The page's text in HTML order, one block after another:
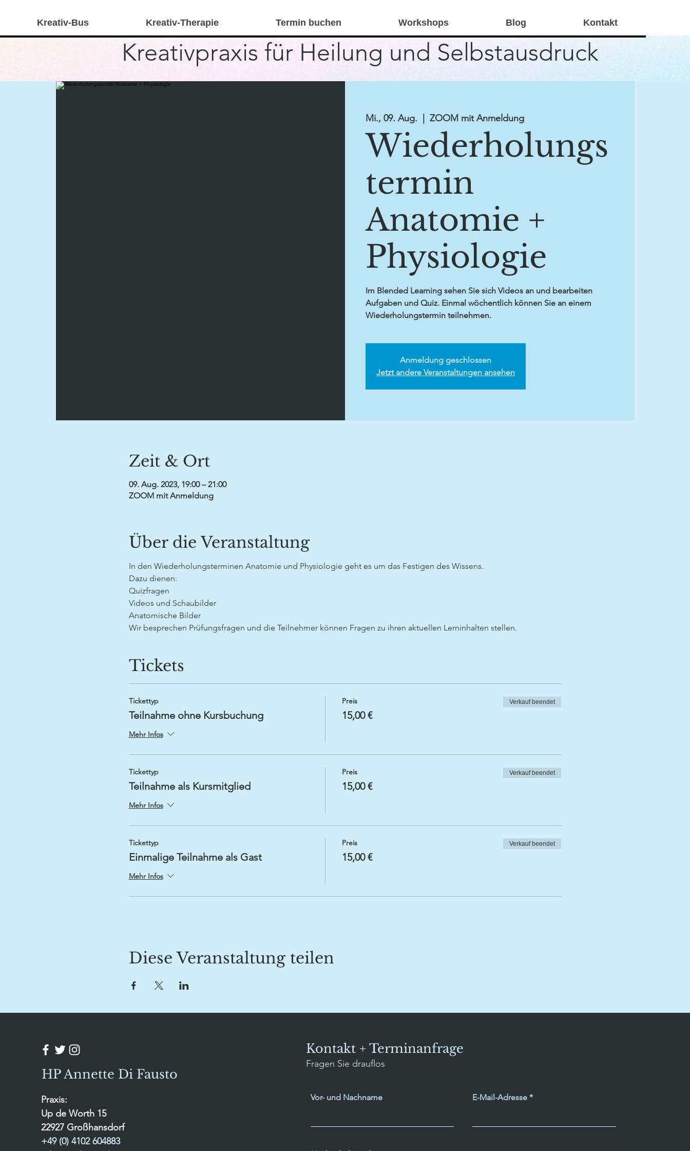
Kreativ-Bus Kreativ-Therapie Termin buchen Workshops Blog Kontakt
Kreativpraxis für Heilung und Selbstausdruck
Mi., 09. Aug. ZOOM mit Anmeldung
Wiederholungs
termin
Anatomie +
Physiologie
Im Blended Learning sehen Sie sich Videos an und bearbeiten
Aufgaben und Quiz. Einmal wöchentlich können Sie an einem
Wiederholungstermin teilnehmen.
Anmeldung geschlossen
Jetzt andere Veranstaltungen ansehen
Zeit & Ort
09. Aug. 2023, 19:00 – 21:00
ZOOM mit Anmeldung
Über die Veranstaltung
In den Wiederholungsterminen Anatomie und Physiologie geht es um das Festigen des Wissens.
Dazu dienen:
Quizfragen
Videos und Schaubilder
Anatomische Bilder
Wir besprechen Prüfungsfragen und die Teilnehmer können Fragen zu ihren aktuellen Lerninhalten stellen.
Tickets
Tickettyp
Teilnahme ohne Kursbuchung
Mehr Infos
Preis
15,00 €
Verkauf beendet
Tickettyp
Teilnahme als Kursmitglied
Mehr Infos
Preis
15,00 €
Verkauf beendet
Tickettyp
Einmalige Teilnahme als Gast
Mehr Infos
Preis
15,00 €
Verkauf beendet
Diese Veranstaltung teilen
HP Annette Di Fausto
Praxis:
Up de Worth 15
22927 Großhansdorf
+49 (0) 4102 604883
Kontakt + Terminanfrage
Fragen Sie drauflos
Vor- und Nachname E-Mail-Adresse